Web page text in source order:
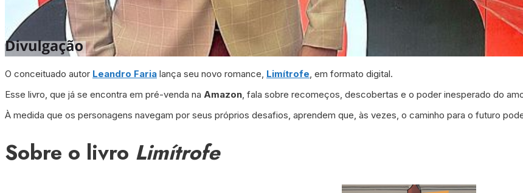
O conceituado autor Leandro Faria lança seu novo romance, Limítrofe, em formato digital.
Esse livro, que já se encontra em pré-venda na Amazon, fala sobre recomeços, descobertas e o poder inesperado do
À medida que os personagens navegam por seus próprios desafios, aprendem que, às vezes, o caminho para o futuro
Sobre o livro Limítrofe